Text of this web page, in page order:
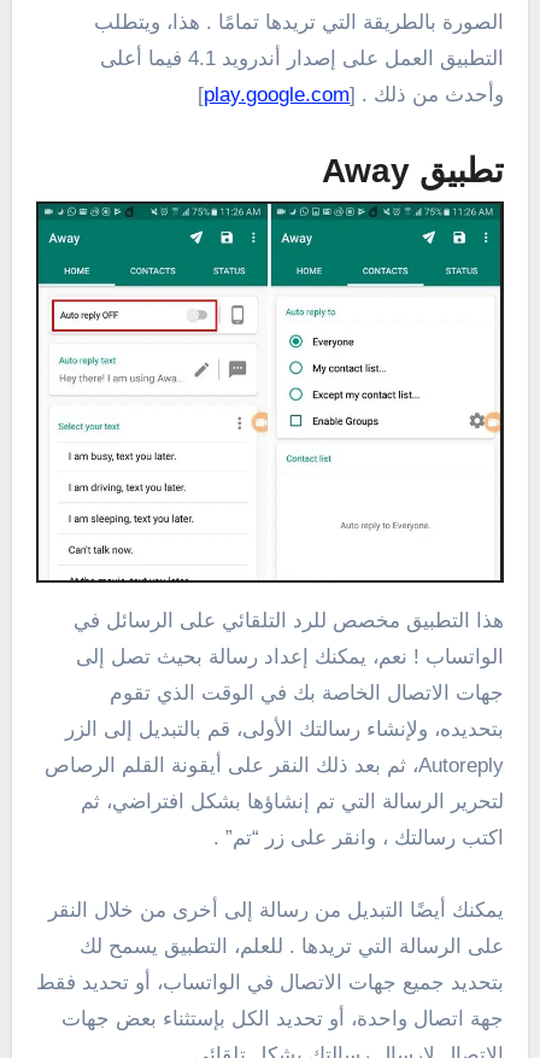
الصورة بالطريقة التي تريدها تمامًا . هذا، ويتطلب
التطبيق العمل على إصدار أندرويد 4.1 فيما أعلى
وأحدث من ذلك . [play.google.com
]
تطبيق Away
هذا التطبيق مخصص للرد التلقائي على الرسائل في
الواتساب ! نعم، يمكنك إعداد رسالة بحيث تصل إلى
جهات الاتصال الخاصة بك في الوقت الذي تقوم
بتحديده، ولإنشاء رسالتك الأولى، قم بالتبديل إلى الزر
Autoreply، ثم بعد ذلك النقر على أيقونة القلم الرصاص
لتحرير الرسالة التي تم إنشاؤها بشكل افتراضي، ثم
اكتب رسالتك ، وانقر على زر “تم” .
يمكنك أيضًا التبديل من رسالة إلى أخرى من خلال النقر
على الرسالة التي تريدها . للعلم، التطبيق يسمح لك
بتحديد جميع جهات الاتصال في الواتساب، أو تحديد فقط
جهة اتصال واحدة، أو تحديد الكل بإستثناء بعض جهات